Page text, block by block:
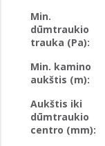
Min.
dūmtraukio
trauka (Pa):
Min. kamino
aukštis (m):
Aukštis iki
dūmtraukio
centro (mm):